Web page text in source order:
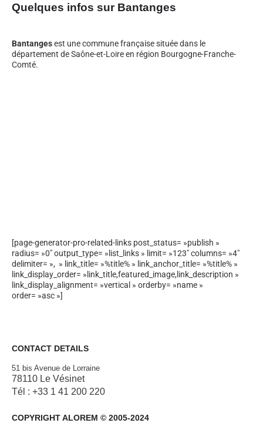
Quelques infos sur Bantanges
Bantangesest une commune française située dans le
département de Saône-et-Loire en région Bourgogne-Franche-
Comté.
[page-generator-pro-related-links post_status= »publish »
radius= »0″ output_type= »list_links » limit= »123″ columns= »4″
delimiter= », » link_title= »%title% » link_anchor_title= »%title% »
link_display_order= »link_title,featured_image,link_description »
link_display_alignment= »vertical » orderby= »name »
order= »asc »]
CONTACT DETAILS
51 bis Avenue de Lorraine
78110 Le Vésinet
Tél : +33 1 41 200 220
COPYRIGHT ALOREM © 2005-2024